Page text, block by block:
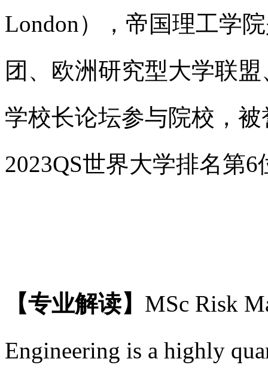
London），帝国理工学
团、欧洲研究型大学联
学校长论坛参与院校，
2023QS世界大学排名第6
【专业解读】 MSc Risk
Engineering is a highly